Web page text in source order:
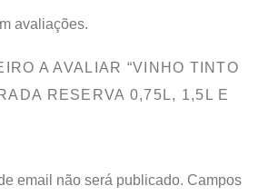
avaliações.
A AVALIAR “VINHO TINTO
RESERVA 0,75L, 1,5L E
email não será publicado. Campos